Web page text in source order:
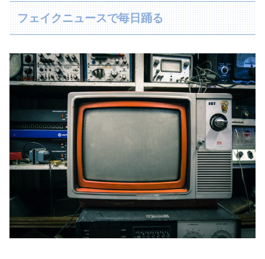
フェイクニュースで毎日踊る